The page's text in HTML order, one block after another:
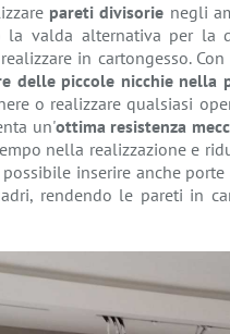
pareti divisorie negli
la valda alternativa per la
in cartongesso.
delle piccole nicchie nella
o realizzare qualsiasi
un'ottima resistenza
nella realizzazione e
inserire anche
rendendo le pareti in